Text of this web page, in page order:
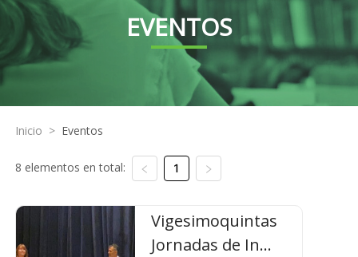
EVENTOS
Inicio > Eventos
8 elementos en total: 1
Vigesimoquintas
Jornadas de In...